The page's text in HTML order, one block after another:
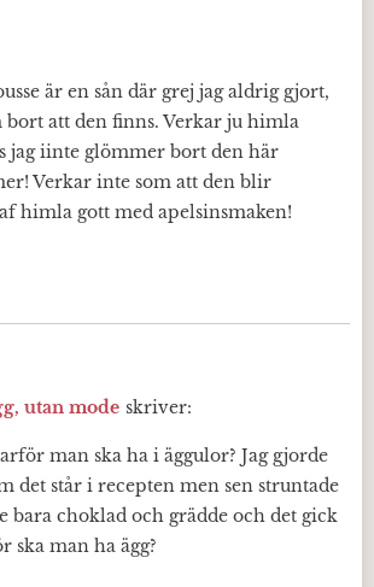
är en sån där grej jag aldrig gjort,
att den finns. Verkar ju himla
jag iinte glömmer bort den här
Verkar inte som att den blir
himla gott med apelsinsmaken!
utan mode skriver:
man ska ha i äggulor? Jag gjorde
det står i recepten men sen struntade
bara choklad och grädde och det gick
ska man ha ägg?